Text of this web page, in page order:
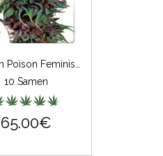
10 Samen
65.00€